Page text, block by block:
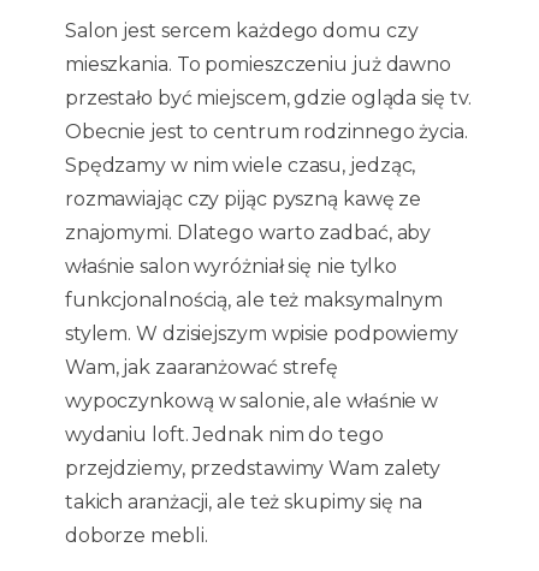
Salon jest sercem każdego domu czy
mieszkania. To pomieszczeniu już dawno
przestało być miejscem, gdzie ogląda się tv.
Obecnie jest to centrum rodzinnego życia.
Spędzamy w nim wiele czasu, jedząc,
rozmawiając czy pijąc pyszną kawę ze
znajomymi. Dlatego warto zadbać, aby
właśnie salon wyróżniał się nie tylko
funkcjonalnością, ale też maksymalnym
stylem. W dzisiejszym wpisie podpowiemy
Wam, jak zaaranżować strefę
wypoczynkową w salonie, ale właśnie w
wydaniu loft. Jednak nim do tego
przejdziemy, przedstawimy Wam zalety
takich aranżacji, ale też skupimy się na
doborze mebli.